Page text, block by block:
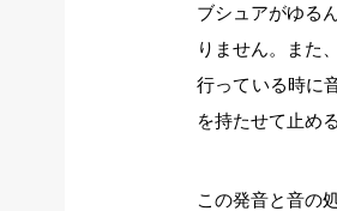
ブシュアがゆる
りません。また
行っている時に
を持たせて止め
この発音と音の